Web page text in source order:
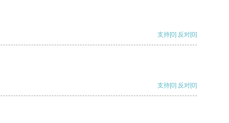
支持[0] 反对[0]
支持[0] 反对[0]